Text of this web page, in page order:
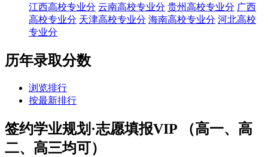
江西高校专业分 云南高校专业分 贵州高校专业分 广西
高校专业分 天津高校专业分 海南高校专业分 河北高校
专业分
历年录取分数
浏览排行
按最新排行
签约学业规划·志愿填报VIP （高一、高
二、高三均可）